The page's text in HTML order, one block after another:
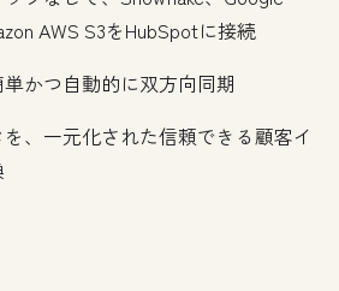
AWS S3をHubSpotに接続
かつ自動的に双方向同期
、一元化された信頼できる顧客イ